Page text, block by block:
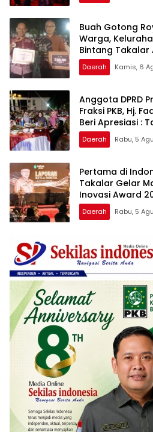
Buah Gotong
Warga,
Bintang Takalar
Daerah Kamis, 6
Anggota DPRD
Fraksi PKB, Hj.
Beri Apresiasi :
Lentera
Apresiasi dan
Daerah Rabu, 5
Pertama di
Takalar Gelar
Inovasi Award
Penghargaan
Berprestasi
Daerah Rabu, 5